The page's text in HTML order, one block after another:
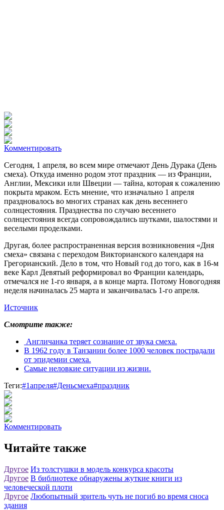
Комментировать
Сегодня, 1 апреля, во всем мире отмечают День Дурака (День
смеха). Откуда именно родом этот праздник — из Франции,
Англии, Мексики или Швеции — тайна, которая к сожалению
покрыта мраком. Есть мнение, что изначально 1 апреля
праздновалось во многих странах как день весеннего
солнцестояния. Празднества по случаю весеннего
солнцестояния всегда сопровождались шутками, шалостями и
веселыми проделками.
Другая, более распространенная версия возникновения «Дня
смеха» связана с переходом Викторианского календаря на
Грегорианский. Дело в том, что Новый год до того, как в 16-м
веке Карл Девятый реформировал во Франции календарь,
отмечался не 1-го января, а в конце марта. Потому Новогодняя
неделя начиналась 25 марта и заканчивалась 1-го апреля.
Источник
Смотрите также:
Англичанка теряет сознание от звука смеха.
В 1962 году в Танзании более 1000 человек пострадали
от эпидемии смеха.
Самые неловкие ситуации из жизни.
Теги:#1апреля#Деньсмеха#праздник
Комментировать
Читайте также
Другое Из толстушки в модель конкурса красоты
Другое В библиотеке обнаружены жуткие книги из
человеческой плоти
Другое Любопытный зритель чуть не погиб во время сноса
здания